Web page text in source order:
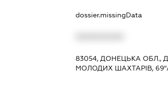
dossier.missingData
83054, ДОНЕЦЬКА ОБЛ.,
МОЛОДИХ ШАХТАРІВ,